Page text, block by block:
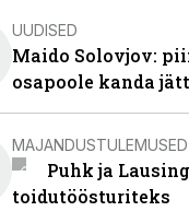
UUDISED
Maido Solovjov:
osapoole kanda
MAJANDUSTULEMUSED
Puhk ja
toidutöösturiteks